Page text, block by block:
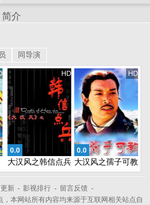
简介
同导演
0.0
HD
大汉风之韩信点兵
0.0
HD
大汉风之孺子可教
新 - 影视排行 - 留言反馈 -
，本网站所有内容均来源于互联网相关站点自